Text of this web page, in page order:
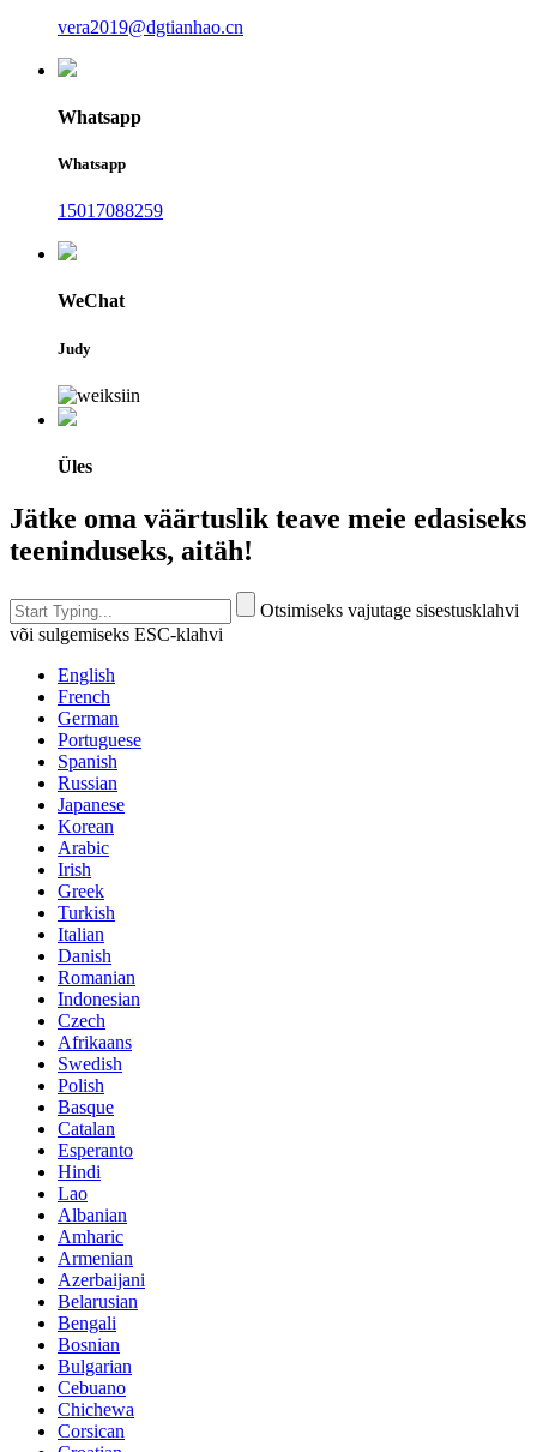
vera2019@dgtianhao.cn
Whatsapp
Whatsapp
15017088259
WeChat
Judy
Üles
Jätke oma väärtuslik teave meie edasiseks
teeninduseks, aitäh!
Otsimiseks vajutage sisestusklahvi
või sulgemiseks ESC-klahvi
English
French
German
Portuguese
Spanish
Russian
Japanese
Korean
Arabic
Irish
Greek
Turkish
Italian
Danish
Romanian
Indonesian
Czech
Afrikaans
Swedish
Polish
Basque
Catalan
Esperanto
Hindi
Lao
Albanian
Amharic
Armenian
Azerbaijani
Belarusian
Bengali
Bosnian
Bulgarian
Cebuano
Chichewa
Corsican